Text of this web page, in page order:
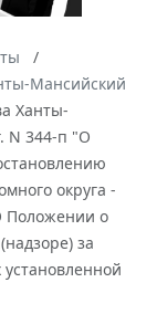
Мансийский
Ханты-
N 344-п "О
округа -
Положении о
за